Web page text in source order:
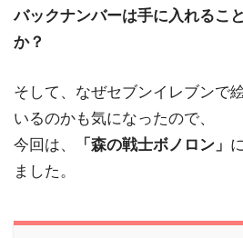
バックナンバーは手に入れるこ
か？
そして、なぜセブンイレブンで
いるのかも気になったので、
今回は、
「森の戦士ボノロン」
ました。